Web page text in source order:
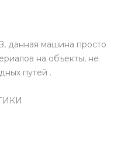
данная машина просто
на объекты, не
путей .